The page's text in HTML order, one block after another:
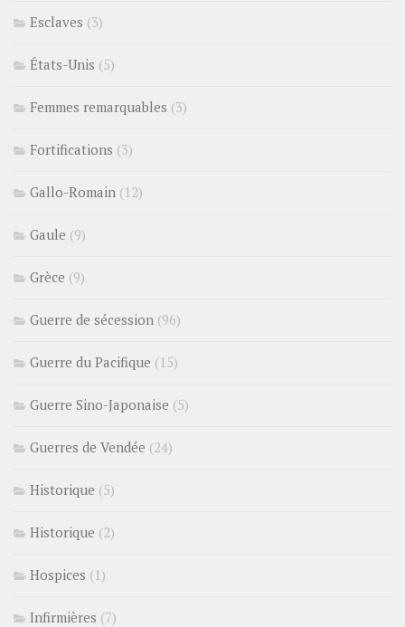
Esclaves (3)
États-Unis (5)
Femmes remarquables (3)
Fortifications (3)
Gallo-Romain (12)
Gaule (9)
Grèce (9)
Guerre de sécession (96)
Guerre du Pacifique (15)
Guerre Sino-Japonaise (5)
Guerres de Vendée (24)
Historique (5)
Historique (2)
Hospices (1)
Infirmières (7)